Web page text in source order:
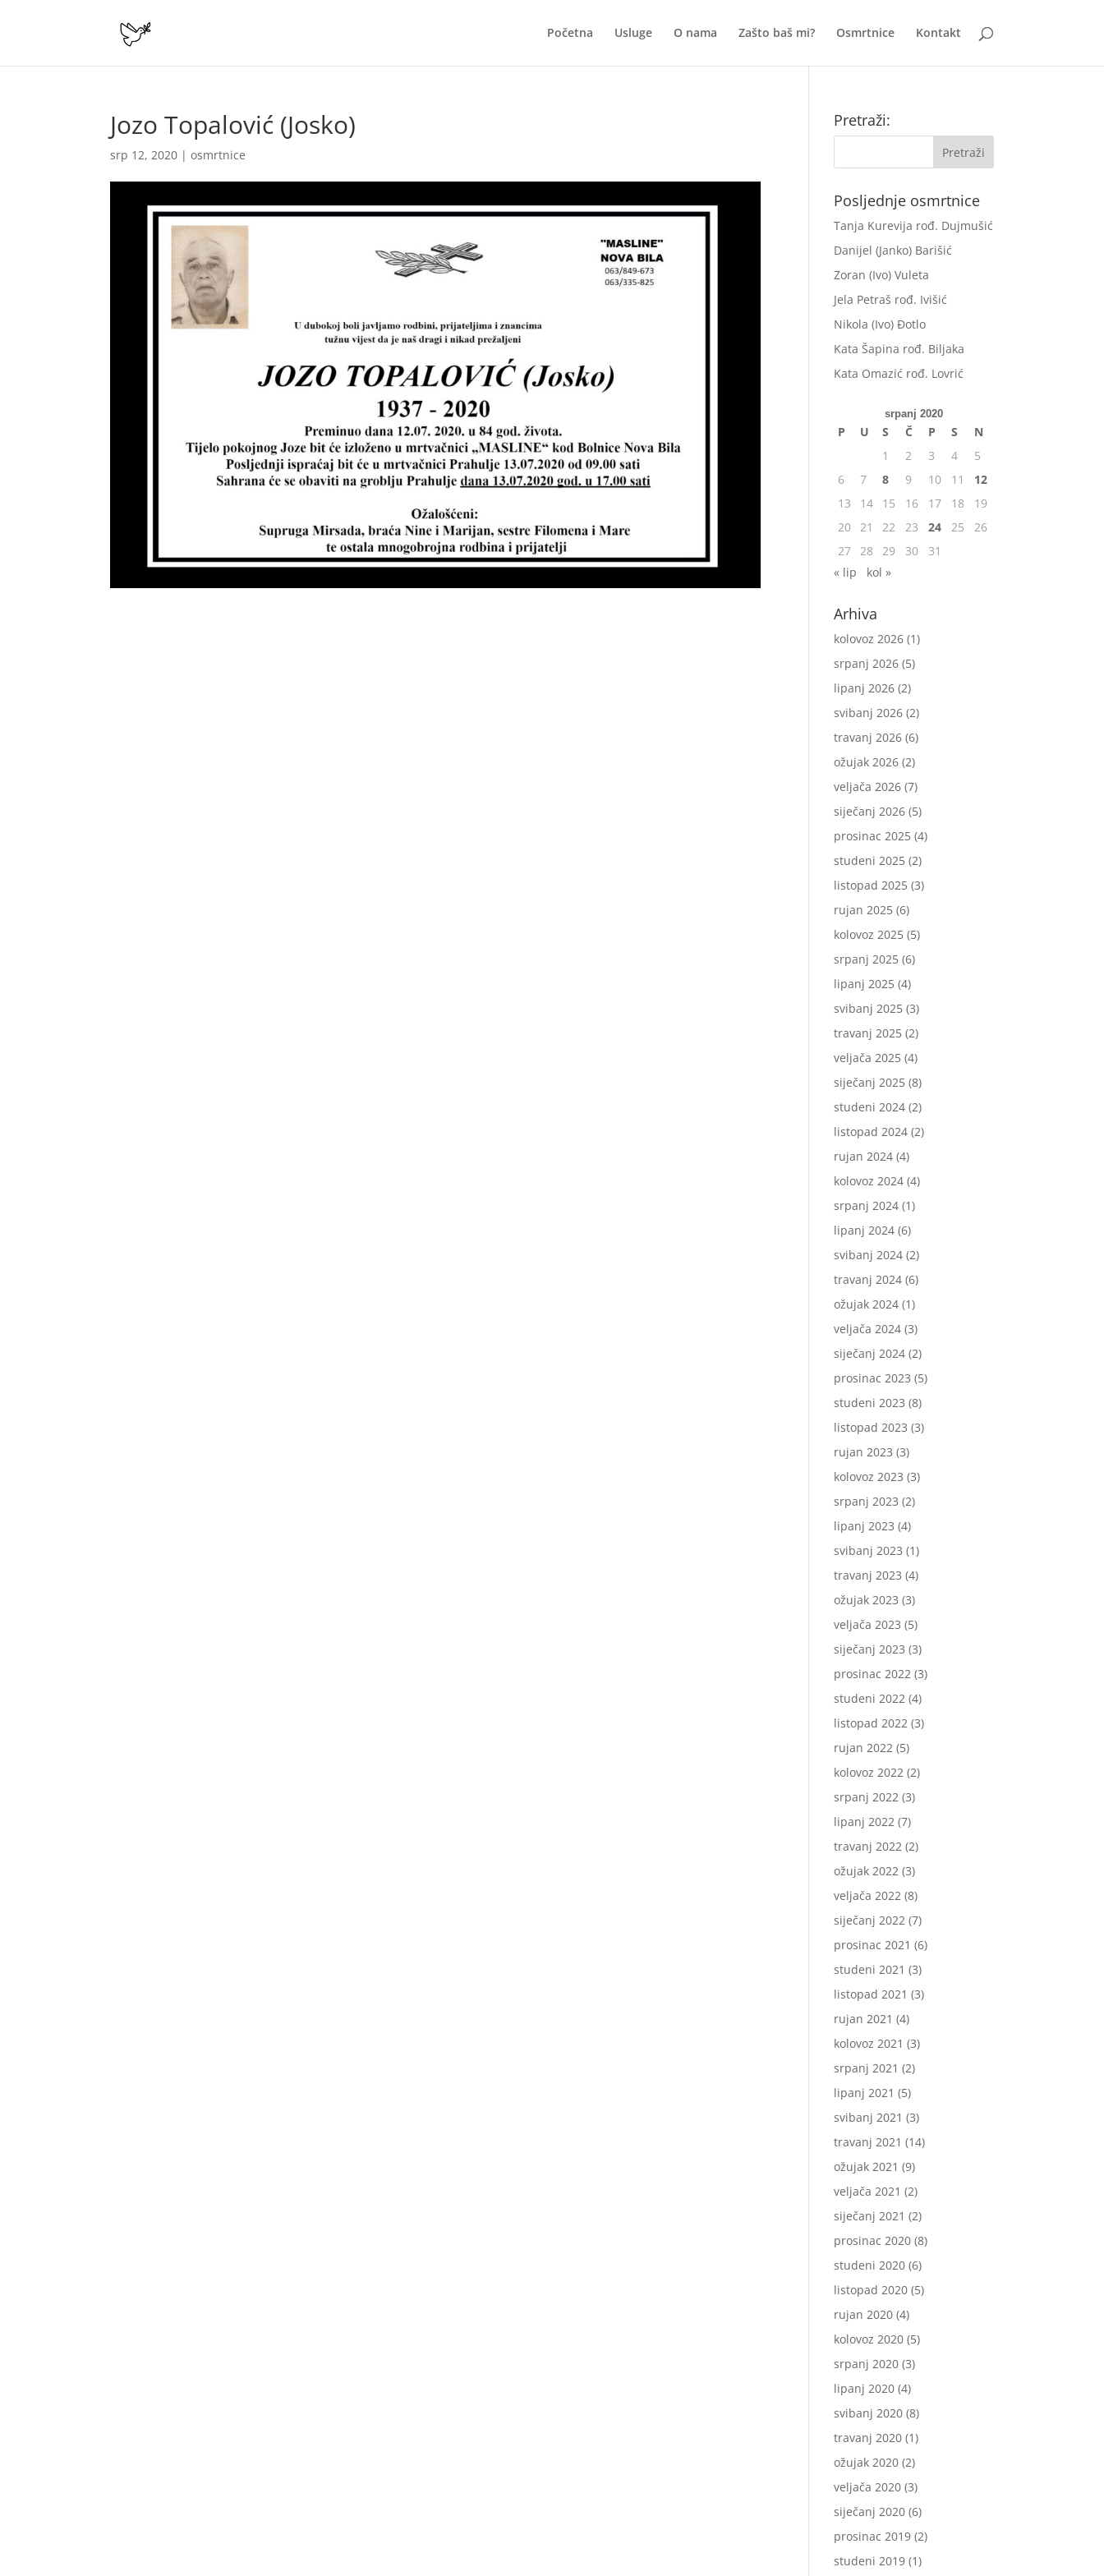
Početna Usluge O nama Zašto baš mi? Osmrtnice Kontakt
Jozo Topalović (Josko)
srp 12, 2020 |osmrtnice
Pretraži:
Posljednje osmrtnice
Tanja Kurevija rođ. Dujmušić
Danijel (Janko) Barišić
Zoran (Ivo) Vuleta
Jela Petraš rođ. Ivišić
Nikola (Ivo) Đotlo
Kata Šapina rođ. Biljaka
Kata Omazić rođ. Lovrić
srpanj 2020
P U S Č P S
N
1
2 3 4
5
6
7 8 9 10 11
12
13
14 15 16 17 18
19
20 21 22 23 24 25
26
27 28 29 30
31
« lip
kol »
Arhiva
kolovoz 2026 (1)
srpanj 2026 (5)
lipanj 2026 (2)
svibanj 2026 (2)
travanj 2026 (6)
ožujak 2026 (2)
veljača 2026 (7)
siječanj 2026 (5)
prosinac 2025 (4)
studeni 2025 (2)
listopad 2025 (3)
rujan 2025 (6)
kolovoz 2025 (5)
srpanj 2025 (6)
lipanj 2025 (4)
svibanj 2025 (3)
travanj 2025 (2)
veljača 2025 (4)
siječanj 2025 (8)
studeni 2024 (2)
listopad 2024 (2)
rujan 2024 (4)
kolovoz 2024 (4)
srpanj 2024 (1)
lipanj 2024 (6)
svibanj 2024 (2)
travanj 2024 (6)
ožujak 2024 (1)
veljača 2024 (3)
siječanj 2024 (2)
prosinac 2023 (5)
studeni 2023 (8)
listopad 2023 (3)
rujan 2023 (3)
kolovoz 2023 (3)
srpanj 2023 (2)
lipanj 2023 (4)
svibanj 2023 (1)
travanj 2023 (4)
ožujak 2023 (3)
veljača 2023 (5)
siječanj 2023 (3)
prosinac 2022 (3)
studeni 2022 (4)
listopad 2022 (3)
rujan 2022 (5)
kolovoz 2022 (2)
srpanj 2022 (3)
lipanj 2022 (7)
travanj 2022 (2)
ožujak 2022 (3)
veljača 2022 (8)
siječanj 2022 (7)
prosinac 2021 (6)
studeni 2021 (3)
listopad 2021 (3)
rujan 2021 (4)
kolovoz 2021 (3)
srpanj 2021 (2)
lipanj 2021 (5)
svibanj 2021 (3)
travanj 2021 (14)
ožujak 2021 (9)
veljača 2021 (2)
siječanj 2021 (2)
prosinac 2020 (8)
studeni 2020 (6)
listopad 2020 (5)
rujan 2020 (4)
kolovoz 2020 (5)
srpanj 2020 (3)
lipanj 2020 (4)
svibanj 2020 (8)
travanj 2020 (1)
ožujak 2020 (2)
veljača 2020 (3)
siječanj 2020 (6)
prosinac 2019 (2)
studeni 2019 (1)